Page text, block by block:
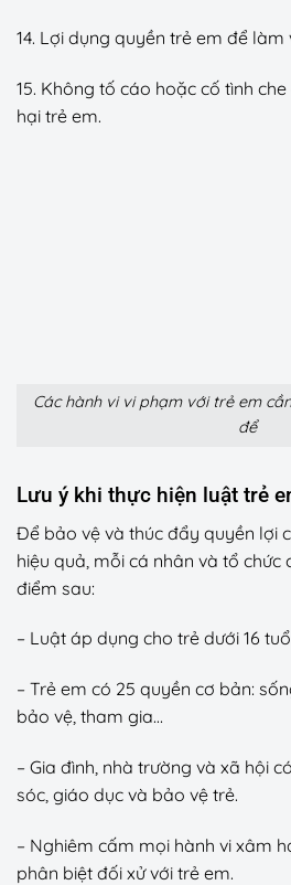
14. Lợi dụng quyền trẻ em để
15. Không tố cáo hoặc cố tình
hại trẻ em.
Các hành vi vi phạm với trẻ em
để
Lưu ý khi thực hiện luật trẻ
Để bảo vệ và thúc đẩy quyền lợi
hiệu quả, mỗi cá nhân và tổ chức
điểm sau:
– Luật áp dụng cho trẻ dưới 16
– Trẻ em có 25 quyền cơ bản:
bảo vệ, tham gia…
– Gia đình, nhà trường và xã hội
sóc, giáo dục và bảo vệ trẻ.
– Nghiêm cấm mọi hành vi xâm
phân biệt đối xử với trẻ em.